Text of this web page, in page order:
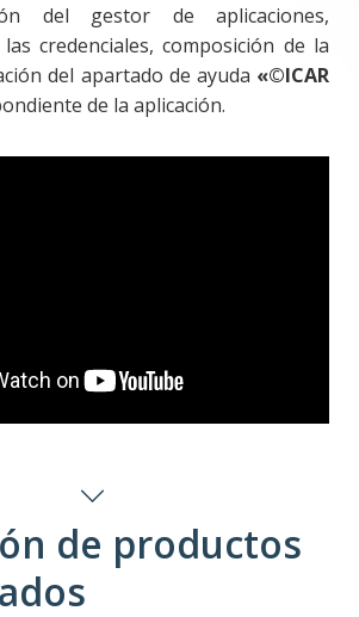
del gestor de aplicaciones,
credenciales, composición de la
del apartado de ayuda «©ICAR
de la aplicación.
de productos